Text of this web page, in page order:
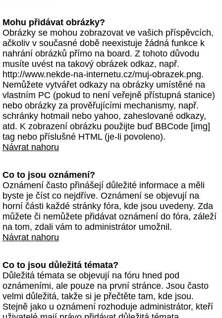
Mohu přidávat obrázky?
Obrázky se mohou zobrazovat ve vašich příspěvcích,
ačkoliv v současné době neexistuje žádná funkce k
nahrání obrázků přímo na board. Z tohoto důvodu
musíte uvést na takový obrázek odkaz, např.
http://www.nekde-na-internetu.cz/muj-obrazek.png.
Nemůžete vytvářet odkazy na obrázky umístěné na
vlastním PC (pokud to není veřejně přístupná stanice)
nebo obrázky za prověřujícími mechanismy, např.
schránky hotmail nebo yahoo, zaheslované odkazy,
atd. K zobrazení obrázku použijte buď BBCode [img]
tag nebo příslušné HTML (je-li povoleno).
Návrat nahoru
Co to jsou oznámení?
Oznámení často přinášejí důležité informace a měli
byste je číst co nejdříve. Oznámení se objevují na
horní části každé stránky fóra, kde jsou uvedeny. Zda
můžete či nemůžete přidávat oznámení do fóra, záleží
na tom, zdali vám to administrátor umožnil.
Návrat nahoru
Co to jsou důležitá témata?
Důležitá témata se objevují na fóru hned pod
oznámeními, ale pouze na první stránce. Jsou často
velmi důležitá, takže si je přečtěte tam, kde jsou.
Stejně jako u oznámení rozhoduje administrátor, kteří